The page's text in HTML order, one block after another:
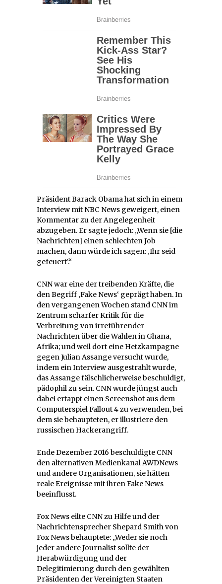
Präsident Barack Obama hat sich in einem
Interview mit NBC News geweigert, einen
Kommentar zu der Angelegenheit
abzugeben. Er sagte jedoch: „Wenn sie [die
Nachrichten] einen schlechten Job
machen, dann würde ich sagen: ‚Ihr seid
gefeuert‘.“
CNN war eine der treibenden Kräfte, die
den Begriff ‚Fake News‘ geprägt haben. In
den vergangenen Wochen stand CNN im
Zentrum scharfer Kritik für die
Verbreitung von irreführender
Nachrichten über die Wahlen in Ghana,
Afrika; und weil dort eine Hetzkampagne
gegen Julian Assange versucht wurde,
indem ein Interview ausgestrahlt wurde,
das Assange fälschlicherweise beschuldigt,
pädophil zu sein. CNN wurde jüngst auch
dabei ertappt einen Screenshot aus dem
Computerspiel Fallout 4 zu verwenden, bei
dem sie behaupteten, er illustriere den
russischen Hackerangriff.
Ende Dezember 2016 beschuldigte CNN
den alternativen Medienkanal AWDNews
und andere Organisationen, sie hätten
reale Ereignisse mit ihren Fake News
beeinflusst.
Fox News eilte CNN zu Hilfe und der
Nachrichtensprecher Shepard Smith von
Fox News behauptete: „Weder sie noch
jeder andere Journalist sollte der
Herabwürdigung und der
Delegitimierung durch den gewählten
Präsidenten der Vereinigten Staaten